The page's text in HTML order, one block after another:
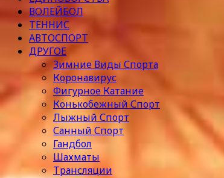
ВОЛЕЙБОЛ
ТЕННИС
АВТОСПОРТ
ДРУГОЕ
Зимние Виды Спорта
Коронавирус
Фигурное Катание
Конькобежный Спорт
Лыжный Спорт
Санный Спорт
Гандбол
Шахматы
Трансляции